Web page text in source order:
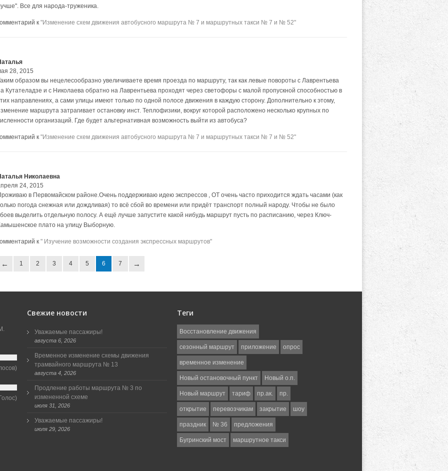
Все для народа-труженика.
к "Изменение схем движения автобусного маршрута № 7 и маршрутных такси № 7 и № 52"
28, 2015
образом вы нецелесообразно увеличиваете время проезда по маршруту, так как левые повороты с Лаврентьева
Кутателадзе и с Николаева обратно на Лаврентьева проходят через светофоры с малой пропускной способностью в
направлениях, а сами улицы имеют только по одной полосе движения в каждую сторону. Дополнительно к этому,
маршрута затрагивает остановку инст. Теплофизики, вокруг которой расположено несколько крупных по
организаций. Где будет альтернативная возможность выйти из автобуса?
к "Изменение схем движения автобусного маршрута № 7 и маршрутных такси № 7 и № 52"
Николаевна
24, 2015
в Первомайском районе.Очень поддерживаю идею экспрессов , ОТ очень часто приходится ждать часами (как
погода снежная или дождливая) то всё сбой во времени или придёт транспорт полный народу. Чтобы не было
выделить отдельную полосу. А ещё лучше запустите какой нибудь маршрут пусть по расписанию, через Ключ-
плато на улицу Выборную.
к " Изучение возможности создания экспрессных маршрутов"
1 2 3 4 5 6 7
Свежие новости
Уважаемые пассажиры!
августа 6, 2026
Временное изменение схемы движения
трамвайного маршрута № 13
августа 4, 2026
Продление работы маршрута № 3 по
измененной схеме
июля 31, 2026
Уважаемые пассажиры!
июля 29, 2026
Теги
Восстановление движения
сезонный маршрут приложение опрос
временное изменение
Новый остановочный пункт Новый о.п.
Новый маршрут тариф пр.ак. пр.
открытие перевозчикам закрытие шоу
праздник № 36 предложения
Бугринский мост маршрутное такси